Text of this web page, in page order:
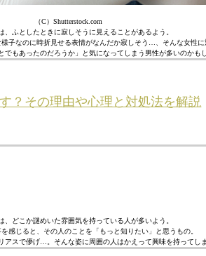
（C）Shutterstock.com
、ふとしたときに寂しそうに見えることがあるよう。
子なのに時折見せる表情がなんだか寂しそう…、そんな女性に
でもあったのだろうか」と気になってしまう男性が多いのかも
？その理由や心理と対処法を解説
、どこか謎めいた雰囲気を持っている人が多いよう。
感じると、その人のことを「もっと知りたい」と思うもの。
アスで儚げ…。そんな姿に周囲の人はかえって興味を持ってし